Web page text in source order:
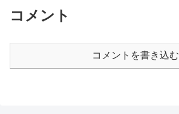
コメント
コメントを書き込む